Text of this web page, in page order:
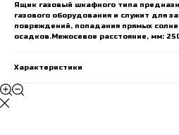
Ящик газовый шкафного типа
газового оборудования и служит для
повреждений, попадания прямых
осадков.Межосевое расстояние, мм:
Характеристики